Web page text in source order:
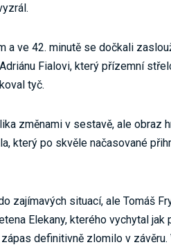
a ve 42. minutě se dočkali
Fialovi, který přízemní
tyč.
změnami v sestavě, ale obraz
který po skvěle načasované
zajímavých situací, ale Tomáš
Elekany, kterého vychytal jak
definitivně zlomilo v závěru.